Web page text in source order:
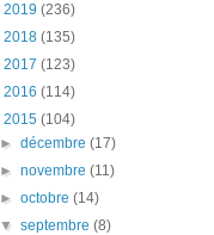
2019 (236)
2018 (135)
2017 (123)
2016 (114)
2015 (104)
►décembre(17)
►novembre(11)
►octobre(14)
▼septembre(8)